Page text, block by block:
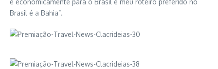
e economicamente para o Brasil e meu roteiro preferido no
Brasil é a Bahia”.